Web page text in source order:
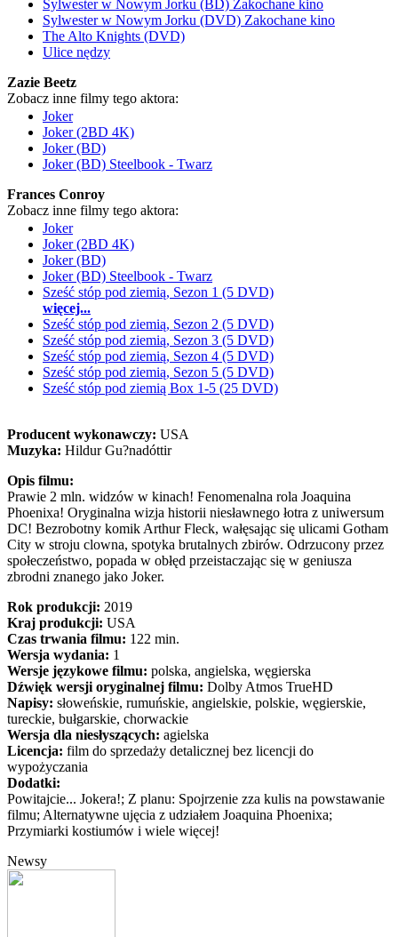
Sylwester w Nowym Jorku (BD) Zakochane kino
Sylwester w Nowym Jorku (DVD) Zakochane kino
The Alto Knights (DVD)
Ulice nędzy
Zazie Beetz
Zobacz inne filmy tego aktora:
Joker
Joker (2BD 4K)
Joker (BD)
Joker (BD) Steelbook - Twarz
Frances Conroy
Zobacz inne filmy tego aktora:
Joker
Joker (2BD 4K)
Joker (BD)
Joker (BD) Steelbook - Twarz
Sześć stóp pod ziemią, Sezon 1 (5 DVD)
więcej...
Sześć stóp pod ziemią, Sezon 2 (5 DVD)
Sześć stóp pod ziemią, Sezon 3 (5 DVD)
Sześć stóp pod ziemią, Sezon 4 (5 DVD)
Sześć stóp pod ziemią, Sezon 5 (5 DVD)
Sześć stóp pod ziemią Box 1-5 (25 DVD)
Producent wykonawczy: USA
Muzyka: Hildur Gu?nadóttir
Opis filmu:
Prawie 2 mln. widzów w kinach! Fenomenalna rola Joaquina
Phoenixa! Oryginalna wizja historii niesławnego łotra z uniwersum
DC! Bezrobotny komik Arthur Fleck, wałęsając się ulicami Gotham
City w stroju clowna, spotyka brutalnych zbirów. Odrzucony przez
społeczeństwo, popada w obłęd przeistaczając się w geniusza
zbrodni znanego jako Joker.
Rok produkcji: 2019
Kraj produkcji: USA
Czas trwania filmu: 122 min.
Wersja wydania: 1
Wersje językowe filmu: polska, angielska, węgierska
Dźwięk wersji oryginalnej filmu: Dolby Atmos TrueHD
Napisy: słoweńskie, rumuńskie, angielskie, polskie, węgierskie,
tureckie, bułgarskie, chorwackie
Wersja dla niesłyszących: agielska
Licencja: film do sprzedaży detalicznej bez licencji do
wypożyczania
Dodatki:
Powitajcie... Jokera!; Z planu: Spojrzenie zza kulis na powstawanie
filmu; Alternatywne ujęcia z udziałem Joaquina Phoenixa;
Przymiarki kostiumów i wiele więcej!
Newsy